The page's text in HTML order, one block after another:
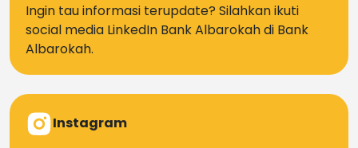
Ingin tau informasi terupdate? Silahkan ikuti
social media LinkedIn Bank Albarokah di Bank
Albarokah.
Instagram